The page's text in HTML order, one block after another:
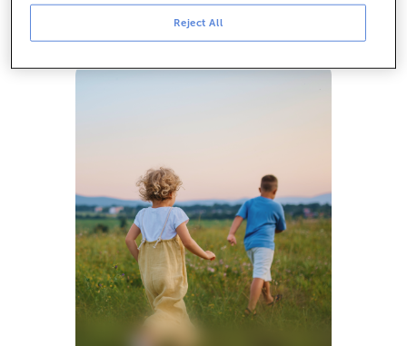
Reject All